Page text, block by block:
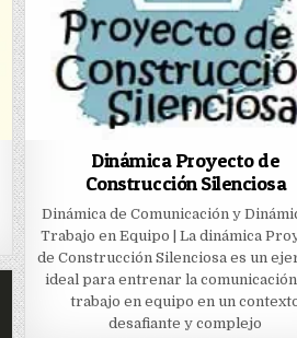
Dinámica Proyecto de
Construcción Silenciosa
Dinámica de Comunicación y
Trabajo en Equipo | La dinámica
de Construcción Silenciosa es un
ideal para entrenar la
trabajo en equipo en un
desafiante y complejo